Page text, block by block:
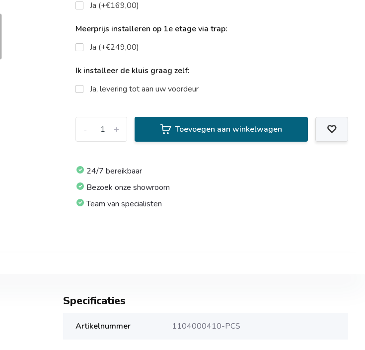
Ja (+€169,00)
Meerprijs installeren op 1e etage via trap:
Ja (+€249,00)
Ik installeer de kluis graag zelf:
Ja, levering tot aan uw voordeur
+
- Toevoegen aan winkelwagen
24/7 bereikbaar
Bezoek onze showroom
Team van specialisten
Specificaties
Artikelnummer 1104000410-PCS